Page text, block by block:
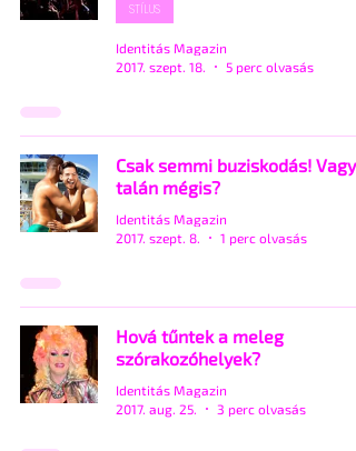
STÍLUS
Identitás Magazin
2017. szept. 18.
5 perc olvasás
Csak semmi buziskodás! Vagy
talán mégis?
Identitás Magazin
2017. szept. 8.
1 perc olvasás
Hová tűntek a meleg
szórakozóhelyek?
Identitás Magazin
2017. aug. 25.
3 perc olvasás